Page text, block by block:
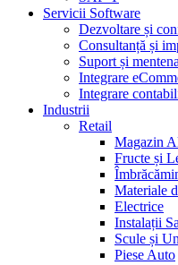
Servicii Software
Dezvoltare și
Consultanță și
Suport și
Integrare
Integrare
Industrii
Retail
Magazin
Fructe și
Materiale
Electrice
Instalații
Scule și
Piese Auto